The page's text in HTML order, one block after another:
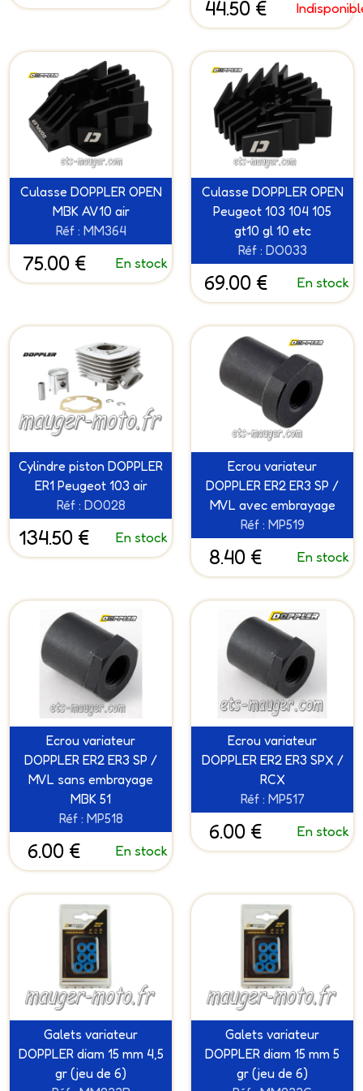
44.50 €
Culasse DOPPLER OPEN
MBK AV10 air
Réf : MM364
75.00 € En stock
Culasse DOPPLER OPEN
Peugeot 103 104 105
gt10 gl 10 etc
Réf : DO033
69.00 € En stock
Cylindre piston DOPPLER
ER1 Peugeot 103 air
Réf : DO028
134.50 € En stock
Ecrou variateur
DOPPLER ER2 ER3 SP /
MVL avec embrayage
Réf : MP519
8.40 € En stock
Ecrou variateur
DOPPLER ER2 ER3 SP /
MVL sans embrayage
MBK 51
Réf : MP518
6.00 € En stock
Ecrou variateur
DOPPLER ER2 ER3 SPX /
RCX
Réf : MP517
6.00 € En stock
Galets variateur
DOPPLER diam 15 mm 4,5
gr (jeu de 6)
Galets variateur
DOPPLER diam 15 mm 5
gr (jeu de 6)